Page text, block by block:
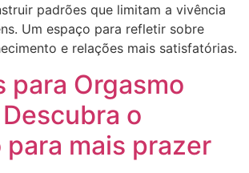
padrões que limitam a vivência
Um espaço para refletir sobre
e relações mais satisfatórias.
para Orgasmo
o
para mais prazer